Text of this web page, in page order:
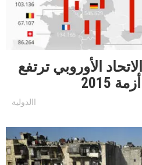
الأوروبي ترتفع
2015
االدولية